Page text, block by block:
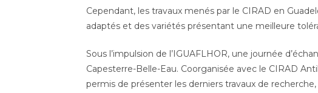
Cependant, les travaux menés par le CIRAD en
adaptés et des variétés présentant une meilleure
Sous l’impulsion de l’IGUAFLHOR, une journée
Capesterre-Belle-Eau. Coorganisée avec le CIRAD
permis de présenter les derniers travaux de